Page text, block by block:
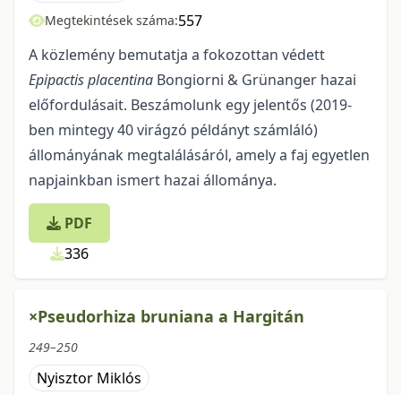
Megtekintések száma:557
A közlemény bemutatja a fokozottan védett
Epipactis placentina Bongiorni & Grünanger hazai
előfordulásait. Beszámolunk egy jelentős (2019-
ben mintegy 40 virágzó példányt számláló)
állományának megtalálá­sáról, amely a faj egyetlen
napjainkban ismert hazai állománya.
PDF
336
×Pseudorhiza bruniana a Hargitán
249–250
Nyisztor Miklós